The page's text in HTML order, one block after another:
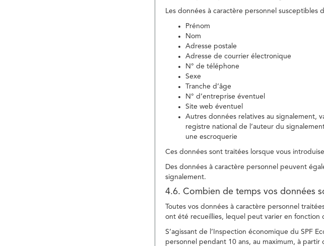
Les données à caractère personnel susceptibles
Prénom
Nom
Adresse postale
Adresse de courrier électronique
N° de téléphone
Sexe
Tranche d’âge
N° d’entreprise éventuel
Site web éventuel
Autres données relatives au signalement,
registre national de l’auteur du
une escroquerie
Ces données sont traitées lorsque vous
Des données à caractère personnel peuvent
signalement.
4.6. Combien de temps vos données
Toutes vos données à caractère personnel
ont été recueillies, lequel peut varier en fonction
S’agissant de l’Inspection économique du SPF
personnel pendant 10 ans, au maximum, à